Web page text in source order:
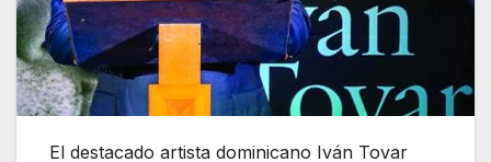
El destacado artista dominicano Iván Tovar